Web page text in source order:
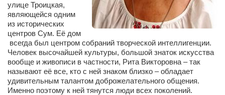
Александра Сокол
Барды
Владимир Айзенберг
Игорь Добровольский
Ольга Козаченко
Оксана Скоробагатская
улице Троицкая,
являющейся одним
из исторических
центров Сум. Её дом
всегда был центром собраний творческой интеллигенции.
Человек высочайшей культуры, большой знаток искусства
вообще и живописи в частности, Рита Викторовна – так
называют её все, кто с ней знаком близко – обладает
удивительным талантом доброжелательного общения.
Именно поэтому к ней тянутся люди всех поколений.